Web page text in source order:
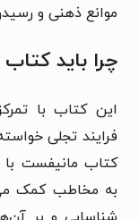
موانع ذهنی و
چرا باید
این کتاب با
فرایند تجلی
کتاب مانیفست با
به مخاطب کمک